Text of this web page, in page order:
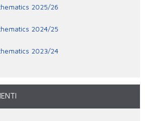
2025/26
2024/25
2023/24